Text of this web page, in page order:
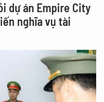
dự án Empire City
nghĩa vụ tài